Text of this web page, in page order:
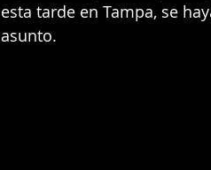
esta tarde en Tampa, se
asunto.